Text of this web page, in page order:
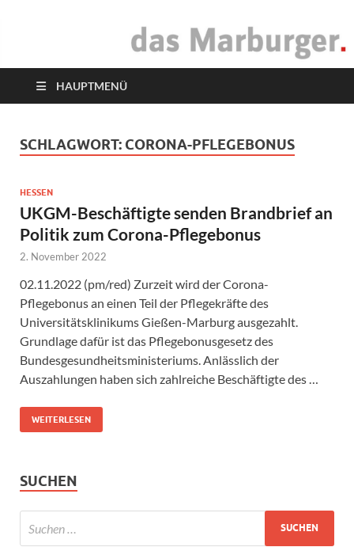
das Marburger.
HAUPTMENÜ
SCHLAGWORT: CORONA-PFLEGEBONUS
HESSEN
UKGM-Beschäftigte senden Brandbrief an
Politik zum Corona-Pflegebonus
2. November 2022
02.11.2022 (pm/red) Zurzeit wird der Corona-
Pflegebonus an einen Teil der Pflegekräfte des
Universitätsklinikums Gießen-Marburg ausgezahlt.
Grundlage dafür ist das Pflegebonusgesetz des
Bundesgesundheitsministeriums. Anlässlich der
Auszahlungen haben sich zahlreiche Beschäftigte des …
WEITERLESEN
SUCHEN